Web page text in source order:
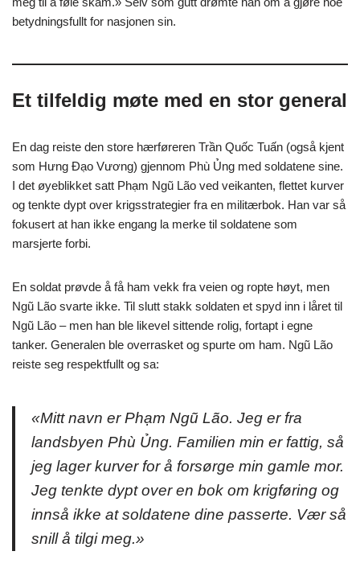
betydningsfullt for nasjonen sin.
Et tilfeldig møte med en stor general
En dag reiste den store hærføreren Trần Quốc Tuấn (også kjent
som Hưng Đạo Vương) gjennom Phù Ủng med soldatene sine.
I det øyeblikket satt Phạm Ngũ Lão ved veikanten, flettet kurver
og tenkte dypt over krigsstrategier fra en militærbok. Han var så
fokusert at han ikke engang la merke til soldatene som
marsjerte forbi.
En soldat prøvde å få ham vekk fra veien og ropte høyt, men
Ngũ Lão svarte ikke. Til slutt stakk soldaten et spyd inn i låret til
Ngũ Lão – men han ble likevel sittende rolig, fortapt i egne
tanker. Generalen ble overrasket og spurte om ham. Ngũ Lão
reiste seg respektfullt og sa:
«Mitt navn er Phạm Ngũ Lão. Jeg er fra
landsbyen Phù Ủng. Familien min er fattig, så
jeg lager kurver for å forsørge min gamle mor.
Jeg tenkte dypt over en bok om krigføring og
innså ikke at soldatene dine passerte. Vær så
snill å tilgi meg.»